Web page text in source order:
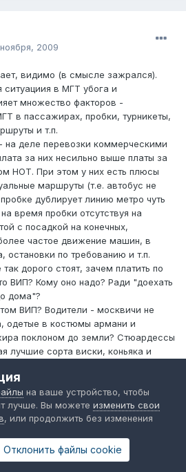
2009
видимо (в смысле зажрался).
в МГТ убога и
множество факторов -
в пассажирах, пробки, турникеты,
и т.п.
на деле перевозки коммерческими
за них несильно выше платы за
НОТ. При этом у них есть плюсы
маршруты (т.е. автобус не
дублирует линию метро чуть
время пробки отсутствуя на
с посадкой на конечных,
частое движение машин, в
остановки по требованию и т.п.
дорого стоят, зачем платить по
ВИП? Кому оно надо? Ради "доехать
дома"?
ВИП? Водители - москвичи не
одетые в костюмы армани и
поклоном до земли? Стюардессы
лучшие сорта виски, коньяка и
"зажрались, сэр", непонятна.
и пр. Сразу на ум пришел
до Коломны и Рязани,
на ваше устройство, чтобы
лучше. Вы можете изменить свои
, или продолжить без изменения
Отклонить файлы сookie